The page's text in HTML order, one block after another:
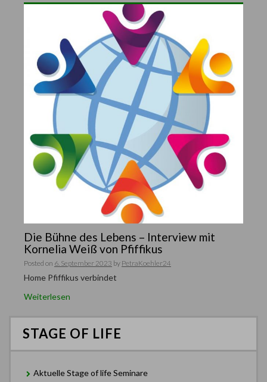
Die Bühne des Lebens – Interview mit
Kornelia Weiß von Pfiffikus
Posted on 6. September 2023 by PetraKoehler24
Home Pfiffikus verbindet
Weiterlesen
STAGE OF LIFE
Aktuelle Stage of life Seminare